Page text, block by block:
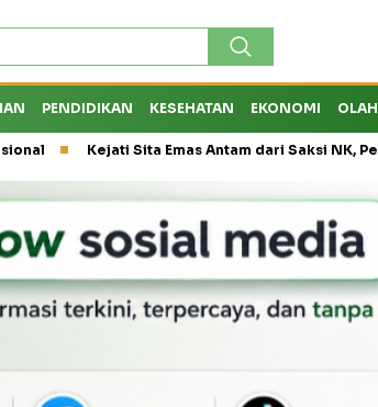
PENDIDIKAN KESEHATAN EKONOMI
Kejati Sita Emas Antam dari Saksi NK, Peran Eks